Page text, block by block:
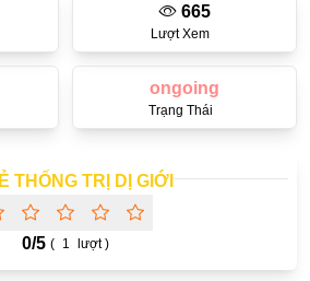
THỐNG TRỊ DỊ GIỚI
0/5 ( 1 lượt )
Lượt Xem
665
Trạng Thái
ongoing